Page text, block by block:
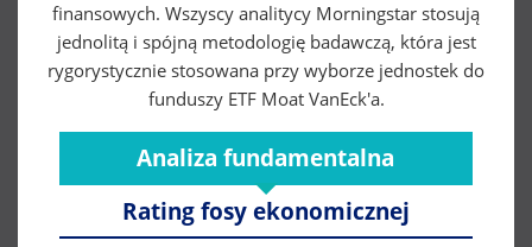
finansowych. Wszyscy analitycy Morningstar stosują
jednolitą i spójną metodologię badawczą, która jest
rygorystycznie stosowana przy wyborze jednostek do
funduszy ETF Moat VanEck'a.
Analiza fundamentalna
Rating fosy ekonomicznej